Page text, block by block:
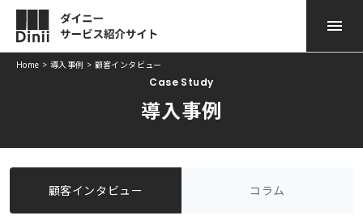
お役立ち情報
ダイニー POSレジ
ダイニー勤怠
Home > 導入事例 > 顧客インタビュー
Case Study
導入事例
顧客インタビュー コラム